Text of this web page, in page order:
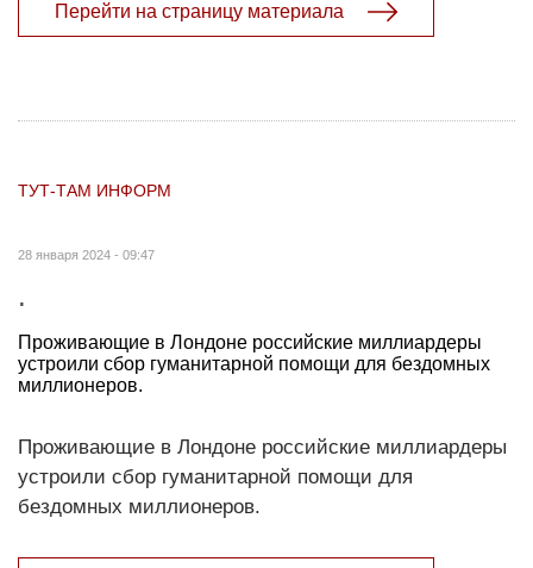
Перейти на страницу материала
ТУТ-ТАМ ИНФОРМ
28 января 2024 - 09:47
.
Проживающие в Лондоне российские миллиардеры
устроили сбор гуманитарной помощи для бездомных
миллионеров.
Проживающие в Лондоне российские миллиардеры
устроили сбор гуманитарной помощи для
бездомных миллионеров.